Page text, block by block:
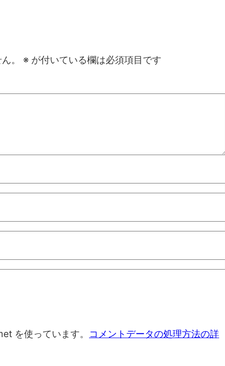
。 ※ が付いている欄は必須項目です
を使っています。
コメントデータの処理方法の詳